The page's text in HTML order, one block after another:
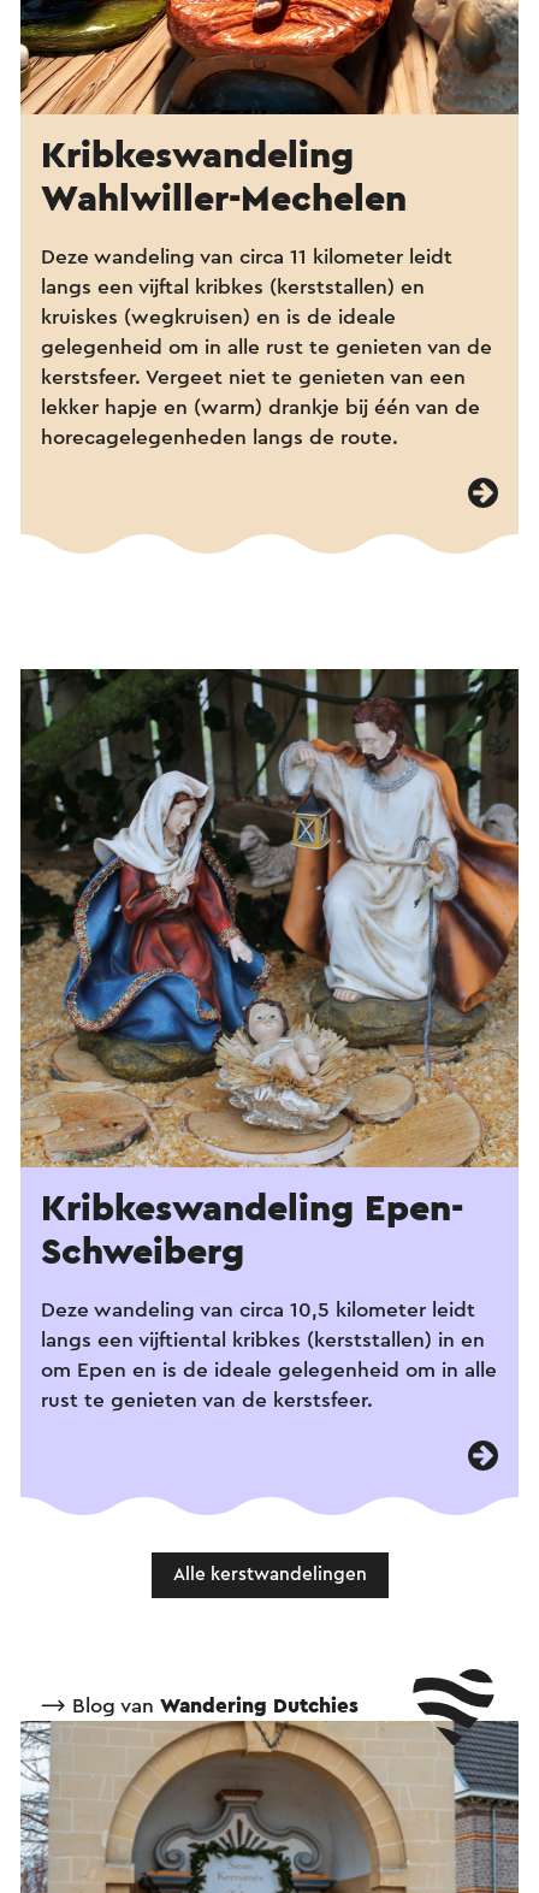
Kribkes­wandeling
Wahlwiller-Mechelen
Deze wandeling van circa 11 kilometer leidt
langs een vijftal kribkes (kerststallen) en
kruiskes (wegkruisen) en is de ideale
gelegenheid om in alle rust te genieten van de
kerstsfeer. Vergeet niet te genieten van een
lekker hapje en (warm) drankje bij één van de
horecagelegenheden langs de route.
Kribkes­wandeling Epen-
Schweiberg
Deze wandeling van circa 10,5 kilometer leidt
langs een vijftiental kribkes (kerststallen) in en
om Epen en is de ideale gelegenheid om in alle
rust te genieten van de kerstsfeer.
Alle kerstwandelingen
⟶ Blog van Wandering Dutchies